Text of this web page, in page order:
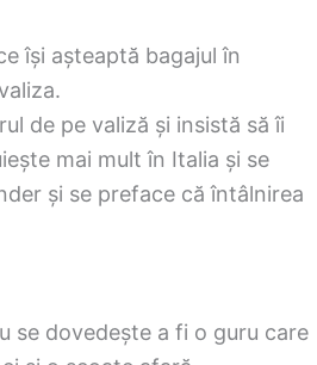
își așteaptă bagajul în
de pe valiză și insistă să îi
mai mult în Italia și se
și se preface că întâlnirea
se dovedește a fi o guru care